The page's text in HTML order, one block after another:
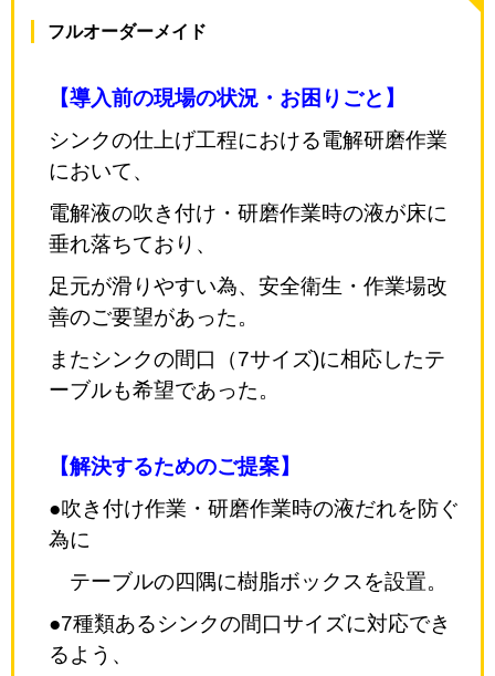
フルオーダーメイド
【導入前の現場の状況・お困りごと】
シンクの仕上げ工程における電解研磨作業
において、
電解液の吹き付け・研磨作業時の液が床に
垂れ落ちており、
足元が滑りやすい為、安全衛生・作業場改
善のご要望があった。
またシンクの間口（7サイズ)に相応したテ
ーブルも希望であった。
【解決するためのご提案】
●吹き付け作業・研磨作業時の液だれを防ぐ
為に
テーブルの四隅に樹脂ボックスを設置。
●7種類あるシンクの間口サイズに対応でき
るよう、